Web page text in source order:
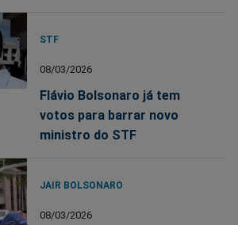
STF
08/03/2026
Flávio Bolsonaro já tem
votos para barrar novo
ministro do STF
JAIR BOLSONARO
08/03/2026